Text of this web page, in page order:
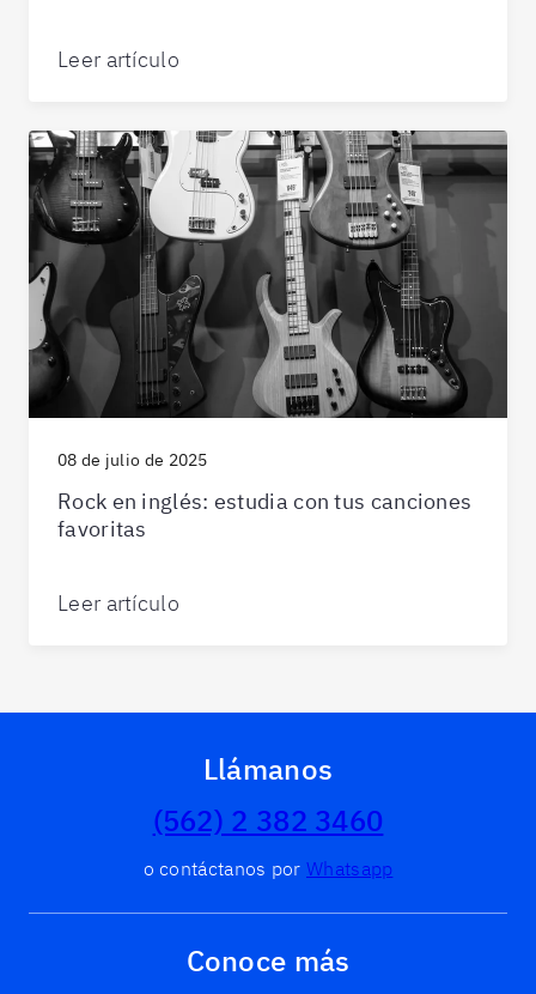
Leer artículo
08 de julio de 2025
Rock en inglés: estudia con tus canciones
favoritas
Leer artículo
Llámanos
(562) 2 382 3460
o contáctanos por Whatsapp
Conoce más